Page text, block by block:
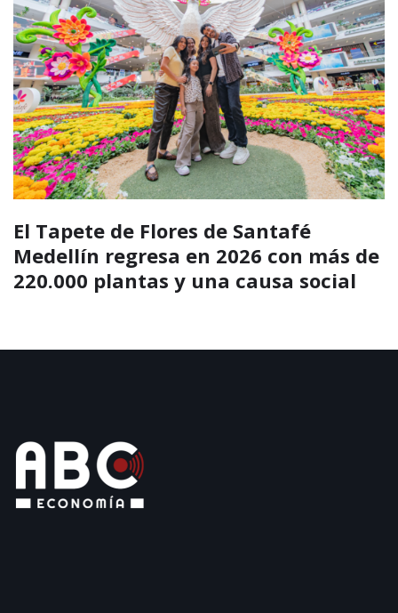
El Tapete de Flores de Santafé
Medellín regresa en 2026 con más de
220.000 plantas y una causa social